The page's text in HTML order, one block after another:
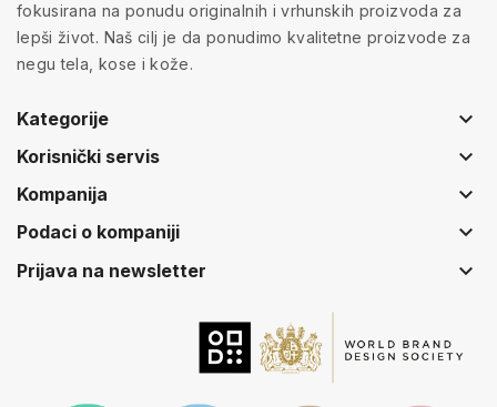
fokusirana na ponudu originalnih i vrhunskih proizvoda za
lepši život. Naš cilj je da ponudimo kvalitetne proizvode za
negu tela, kose i kože.
Kategorije keyboard_arrow_down
Korisnički servis keyboard_arrow_down
Kompanija keyboard_arrow_down
Podaci o kompaniji keyboard_arrow_down
Prijava na newsletter keyboard_arrow_down